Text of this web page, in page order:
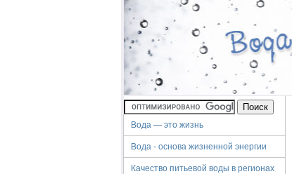
Вода — это жизнь
Вода - основа жизненной энергии
Качество питьевой воды в регионах